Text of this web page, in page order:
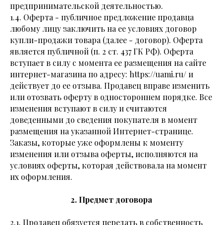
предпринимательской деятельностью.
1.4. Оферта - публичное предложение продавца
любому лицу заключить на ее условиях договор
купли-продажи товара (далее - договор). Оферта
является публичной (п. 2 ст. 437 ГК РФ). Оферта
вступает в силу с момента ее размещения на сайте
интернет-магазина по адресу: https://uami.ru/ и
действует до ее отзыва. Продавец вправе изменить
или отозвать оферту в одностороннем порядке. Все
изменения вступают в силу и считаются
доведенными до сведения покупателя в момент
размещения на указанной Интернет-странице.
Заказы, которые уже оформлены к моменту
изменения или отзыва оферты, исполняются на
условиях оферты, которая действовала на момент
их оформления.
2. Предмет договора
2.1. Продавец обязуется передать в собственность